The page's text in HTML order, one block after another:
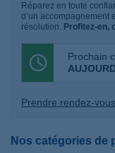
Réparez en toute
d’un accompagnement
résolution. Profitez-en,
Prochain
Prendre rendez-vous
Nos catégories de